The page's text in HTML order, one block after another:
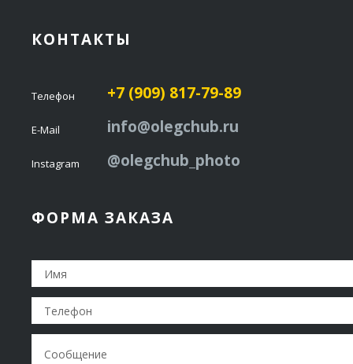
КОНТАКТЫ
Телефон +7 (909) 817-79-89
E-Mail info@olegchub.ru
Instagram @olegchub_photo
ФОРМА ЗАКАЗА